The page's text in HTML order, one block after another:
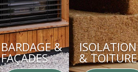
BARDAGE &
FAÇADES
ISOLATION
& TOITURE